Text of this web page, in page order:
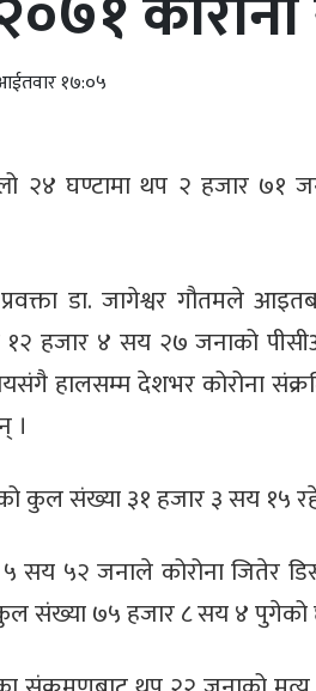
१७:०५
२४ घण्टामा थप २ हजार ७१
डा. जागेश्वर गौतमले
हजार ४ सय २७ जनाको
सयसंगै हालसम्म देशभर कोरोना
।
कुल संख्या ३१ हजार ३ सय १५
सय ५२ जनाले कोरोना जितेर
संख्या ७५ हजार ८ सय ४ पुगेको